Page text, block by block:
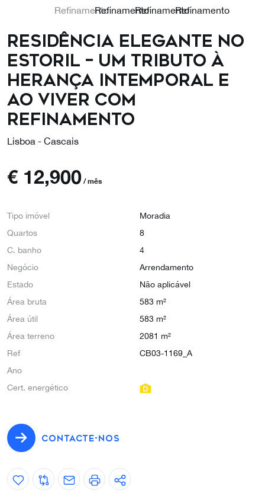
Residência Elegante no
Estoril – Um Tributo à
Herança Intemporal e
ao Viver com
Refinamento
Lisboa - Cascais
€ 12,900 / mês
Tipo imóvel
Moradia
Quartos
8
C. banho
4
Negócio
Arrendamento
Estado
Não aplicável
Área bruta
583 m²
Área útil
583 m²
Área terreno
2081 m²
Ref
CB03-1169_A
Ano
Cert. energético
CONTACTE-NOS